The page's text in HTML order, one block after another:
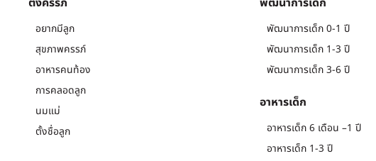
อยากมีลูก
สุขภาพครรภ์
อาหารคนท้อง
การคลอดลูก
นมแม่
ตั้งชื่อลูก
พัฒนาการเด็ก 0-1 ปี
พัฒนาการเด็ก 1-3 ปี
พัฒนาการเด็ก 3-6 ปี
อาหารเด็ก
อาหารเด็ก 6 เดือน –1 ปี
อาหารเด็ก 1-3 ปี